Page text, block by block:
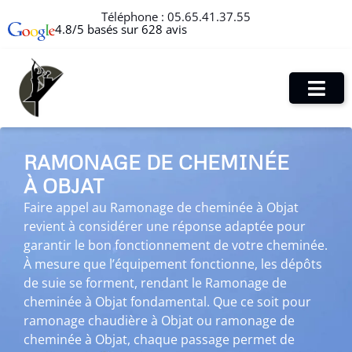
Téléphone : 05.65.41.37.55
4.8/5 basés sur 628 avis
RAMONAGE DE CHEMINÉE
À OBJAT
Faire appel au Ramonage de cheminée à Objat
revient à considérer une réponse adaptée pour
garantir le bon fonctionnement de votre cheminée.
À mesure que l’équipement fonctionne, les dépôts
de suie se forment, rendant le Ramonage de
cheminée à Objat fondamental. Que ce soit pour
ramonage chaudière à Objat ou ramonage de
cheminée à Objat, chaque passage permet de